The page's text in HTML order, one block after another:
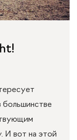
большинстве
И вот на этой